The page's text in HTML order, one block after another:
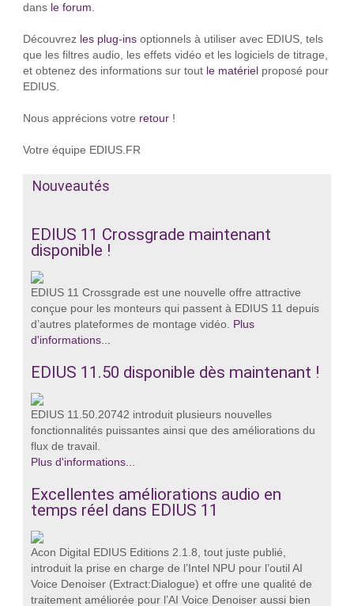
dans le forum
Découvrez les plug-insoptionnels à utiliser avec EDIUS, tels
que les filtres audio, les effets vidéo et les logiciels de titrage,
et obtenez des informations sur tout le matériel proposé pour
EDIUS.
Nous apprécions votre retour!
Votre équipe EDIUS.FR
Nouveautés
EDIUS 11 Crossgrade maintenant
disponible !
EDIUS 11 Crossgrade est une nouvelle offre attractive
conçue pour les monteurs qui passent à EDIUS 11 depuis
d’autres plateformes de montage vidéo.
Plus
d'informations...
EDIUS 11.50 disponible dès maintenant !
EDIUS 11.50.20742 introduit plusieurs nouvelles
fonctionnalités puissantes ainsi que des améliorations du
flux de travail.
Plus d'informations...
Excellentes améliorations audio en
temps réel dans EDIUS 11
Acon Digital EDIUS Editions 2.1.8, tout juste publié,
introduit la prise en charge de l’Intel NPU pour l’outil AI
Voice Denoiser (Extract:Dialogue) et offre une qualité de
traitement améliorée pour l’AI Voice Denoiser aussi bien